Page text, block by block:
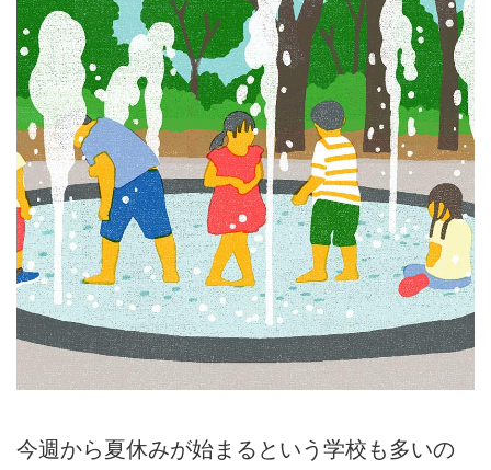
今週から夏休みが始まるという学校も多いの